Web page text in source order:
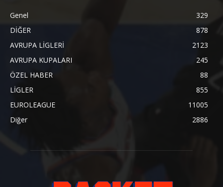
Genel
329
DİĞER
878
AVRUPA LİGLERİ
2123
AVRUPA KUPALARI
245
ÖZEL HABER
88
LİGLER
855
EUROLEAGUE
11005
Diğer
2886